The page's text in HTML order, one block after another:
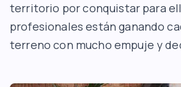
territorio por conquistar para
profesionales están ganando
terreno con mucho empuje y